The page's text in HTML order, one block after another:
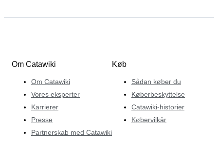
Om Catawiki
Om Catawiki
Vores eksperter
Karrierer
Presse
Partnerskab med Catawiki
Køb
Sådan køber du
Køberbeskyttelse
Catawiki-historier
Købervilkår